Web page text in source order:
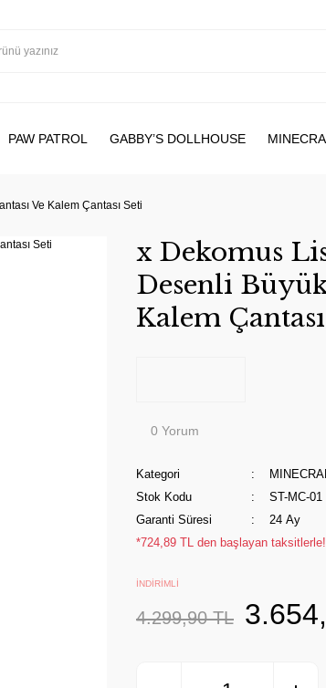
PAW PATROL GABBY’S DOLLHOUSE
Ve Kalem Çantası Seti
x Dekomus
Desenli
Kalem
0 Yorum
Kategori
Stok Kodu
ST-MC-01
Garanti Süresi
24 Ay
*724,89 TL den başlayan taksitlerle!
İNDİRİMLİ
4.299,90 TL